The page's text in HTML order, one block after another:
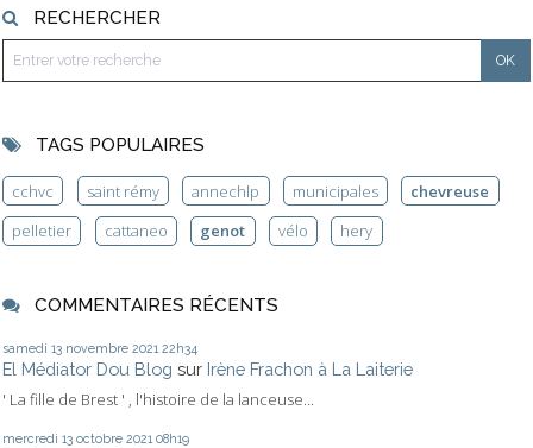
RECHERCHER
TAGS POPULAIRES
cchvc saint rémy annechlp municipales
chevreuse
pelletier
cattaneo genot vélo hery
COMMENTAIRES RÉCENTS
samedi 13 novembre 2021 22h34
El Médiator Dou Blog sur Irène Frachon à La Laiterie
' La fille de Brest ' , l'histoire de la lanceuse...
mercredi 13 octobre 2021 08h19